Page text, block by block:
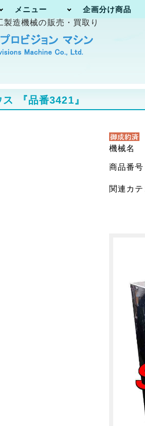
メニュー 企画分け商品
造機械の販売・買取り
『品番3421』
機械
商品
関連カテ